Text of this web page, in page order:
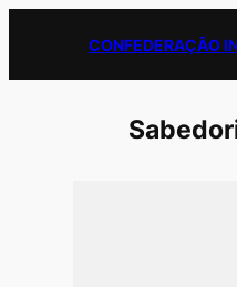
o
CONFEDERAÇÃO